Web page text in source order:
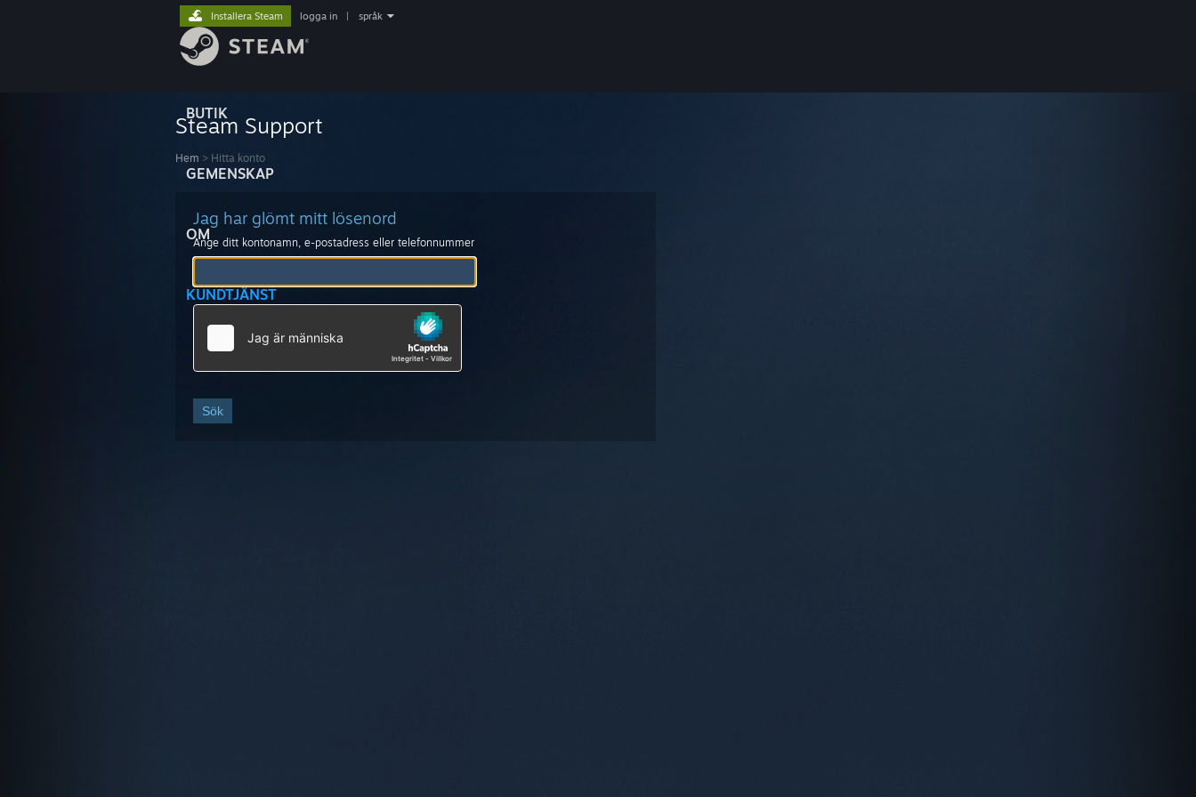
BUTIK
GEMENSKAP
OM
KUNDTJÄNST
Installera Steam logga in språk
Steam Support
Hem > Hitta konto
Jag har glömt mitt lösenord
Ange ditt kontonamn, e-postadress eller telefonnummer